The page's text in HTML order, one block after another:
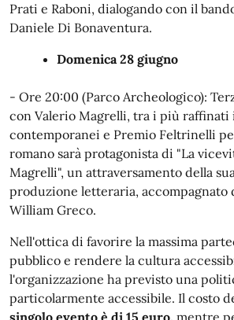
Prati e Raboni, dialogando con il
Daniele Di Bonaventura.
Domenica 28 giugno
- Ore 20:00 (Parco Archeologico):
con Valerio Magrelli, tra i più
contemporanei e Premio Feltrinelli
romano sarà protagonista di "La
Magrelli", un attraversamento della
produzione letteraria, accompagnato
William Greco.
Nell'ottica di favorire la massima
pubblico e rendere la cultura
l'organizzazione ha previsto una
particolarmente accessibile. Il costo